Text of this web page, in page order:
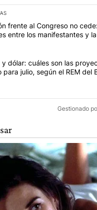
los artículos con más
con el título "La
frente al Congreso no
entre los manifestantes y
con el título "Inflación
y dólar: cuáles son las
para julio, según el REM del
Gestionado